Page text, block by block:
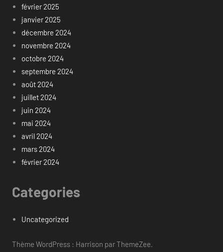
février 2025
janvier 2025
décembre 2024
novembre 2024
octobre 2024
septembre 2024
août 2024
juillet 2024
juin 2024
mai 2024
avril 2024
mars 2024
février 2024
Categories
Uncategorized
Thème WordPress : Harrison par ThemeZee.